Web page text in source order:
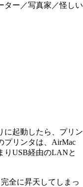
ター／写真家／怪しい
に起動したら、プリン
プリンタは、AirMac
りUSB経由のLANと
全に昇天してしまっ